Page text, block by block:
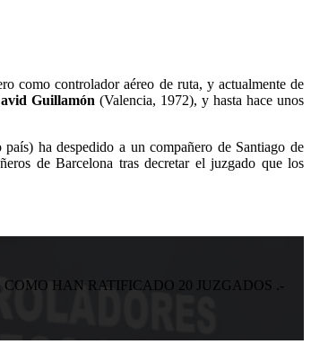
como controlador aéreo de ruta, y actualmente de
Guillamón (Valencia, 1972), y hasta hace unos
ha despedido a un compañero de Santiago de
de Barcelona tras decretar el juzgado que los
HAN RATIFICADO 20 JUZGADOS .-